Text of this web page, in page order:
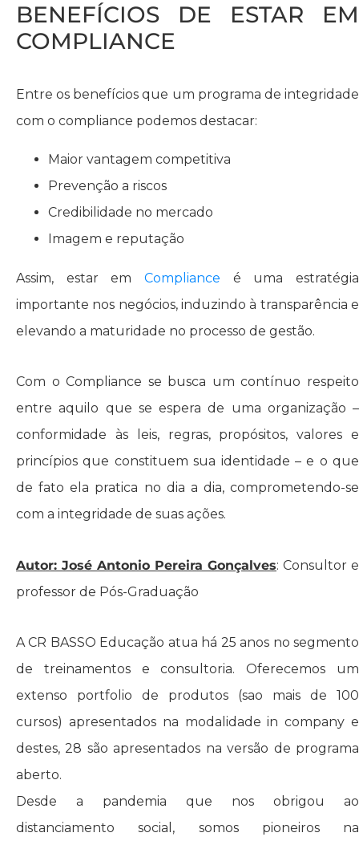
BENEFÍCIOS DE ESTAR EM
COMPLIANCE
Entre os benefícios que um programa de integridade
com o compliance podemos destacar:
Maior vantagem competitiva
Prevenção a riscos
Credibilidade no mercado
Imagem e reputação
Assim, estar em Compliance é uma estratégia
importante nos negócios, induzindo à transparência e
elevando a maturidade no processo de gestão.
Com o Compliance se busca um contínuo respeito
entre aquilo que se espera de uma organização –
conformidade às leis, regras, propósitos, valores e
princípios que constituem sua identidade – e o que
de fato ela pratica no dia a dia, comprometendo-se
com a integridade de suas ações.
Autor: José Antonio Pereira Gonçalves: Consultor e
professor de Pós-Graduação
A CR BASSO Educação atua há 25 anos no segmento
de treinamentos e consultoria. Oferecemos um
extenso portfolio de produtos (sao mais de 100
cursos) apresentados na modalidade in company e
destes, 28 são apresentados na versão de programa
aberto.
Desde a pandemia que nos obrigou ao
distanciamento social, somos pioneiros na